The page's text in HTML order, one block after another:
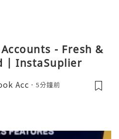
- Fresh &
| InstaSuplier
Acc 5分鐘前